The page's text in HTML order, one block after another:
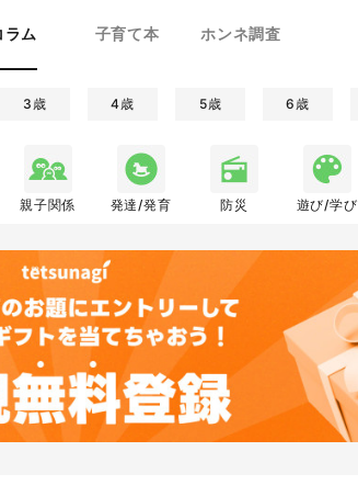
ラム 子育て本 ホンネ調査
3歳 4歳 5歳 6歳
親子関係 発達/発育 防災 遊び/学び